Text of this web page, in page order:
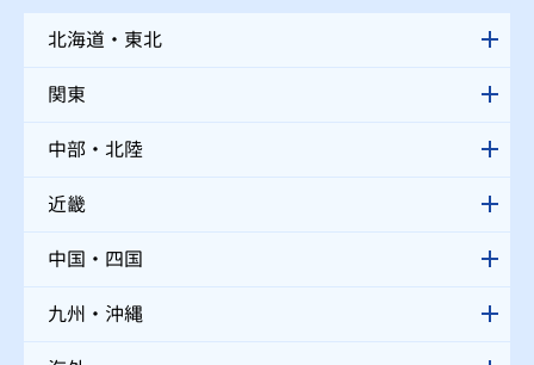
北海道・東北
関東
中部・北陸
近畿
中国・四国
九州・沖縄